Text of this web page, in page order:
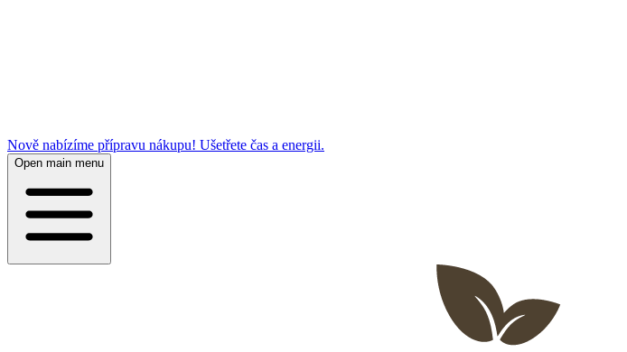
Nově nabízíme přípravu nákupu! Ušetřete čas a energii.
Open main menu